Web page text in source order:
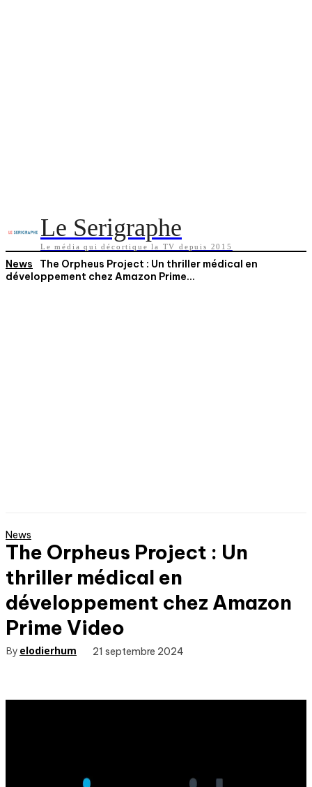
Le Serigraphe
Le média qui décortique la TV depuis 2015
News
The Orpheus Project : Un thriller médical en
développement chez Amazon Prime...
News
The Orpheus Project : Un
thriller médical en
développement chez Amazon
Prime Video
By elodierhum 21 septembre 2024